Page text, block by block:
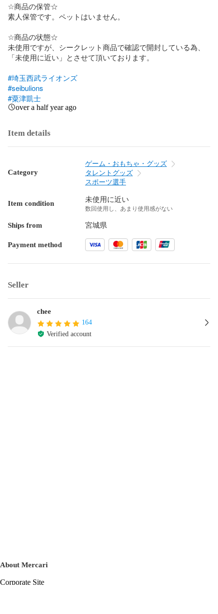
☆商品の保管☆
素人保管です。ペットはいません。
☆商品の状態☆
未使用ですが、シークレット商品で確認で開封している為、
「未使用に近い」とさせて頂いております。
#埼玉西武ライオンズ
#seibulions
#粟津凱士
over a half year ago
Item details
Category
ゲーム・おもちゃ・グッズ
タレントグッズ
スポーツ選手
Item condition 未使用に近い
数回使用し、あまり使用感がない
Ships from 宮城県
Payment method
Seller
chee
164
Verified account
About Mercari
Corporate Site